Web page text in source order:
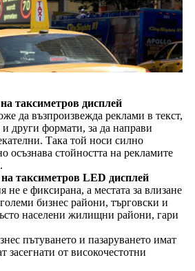
таксиметров дисплей
да възпроизвежда реклами в текст,
други формати, за да направи
Така той носи силно
осъзнава стойността на рекламите
таксиметров LED дисплей
не е фиксирана, а местата за влизане
бизнес райони, търговски и
населени жилищни райони, гари
пътуването и пазаруването имат
засегнати от високочестотни